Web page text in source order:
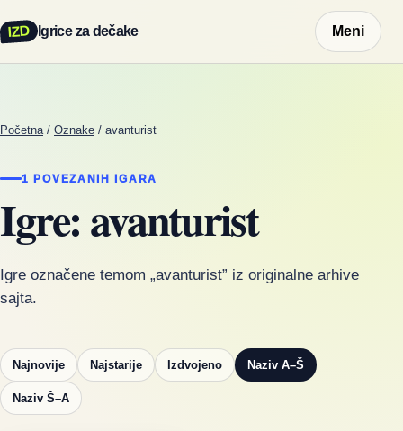
IZD Igrice za dečake Meni
Početna / Oznake / avanturist
1 POVEZANIH IGARA
Igre: avanturist
Igre označene temom „avanturist” iz originalne arhive
sajta.
Najnovije Najstarije Izdvojeno Naziv A–Š
Naziv Š–A